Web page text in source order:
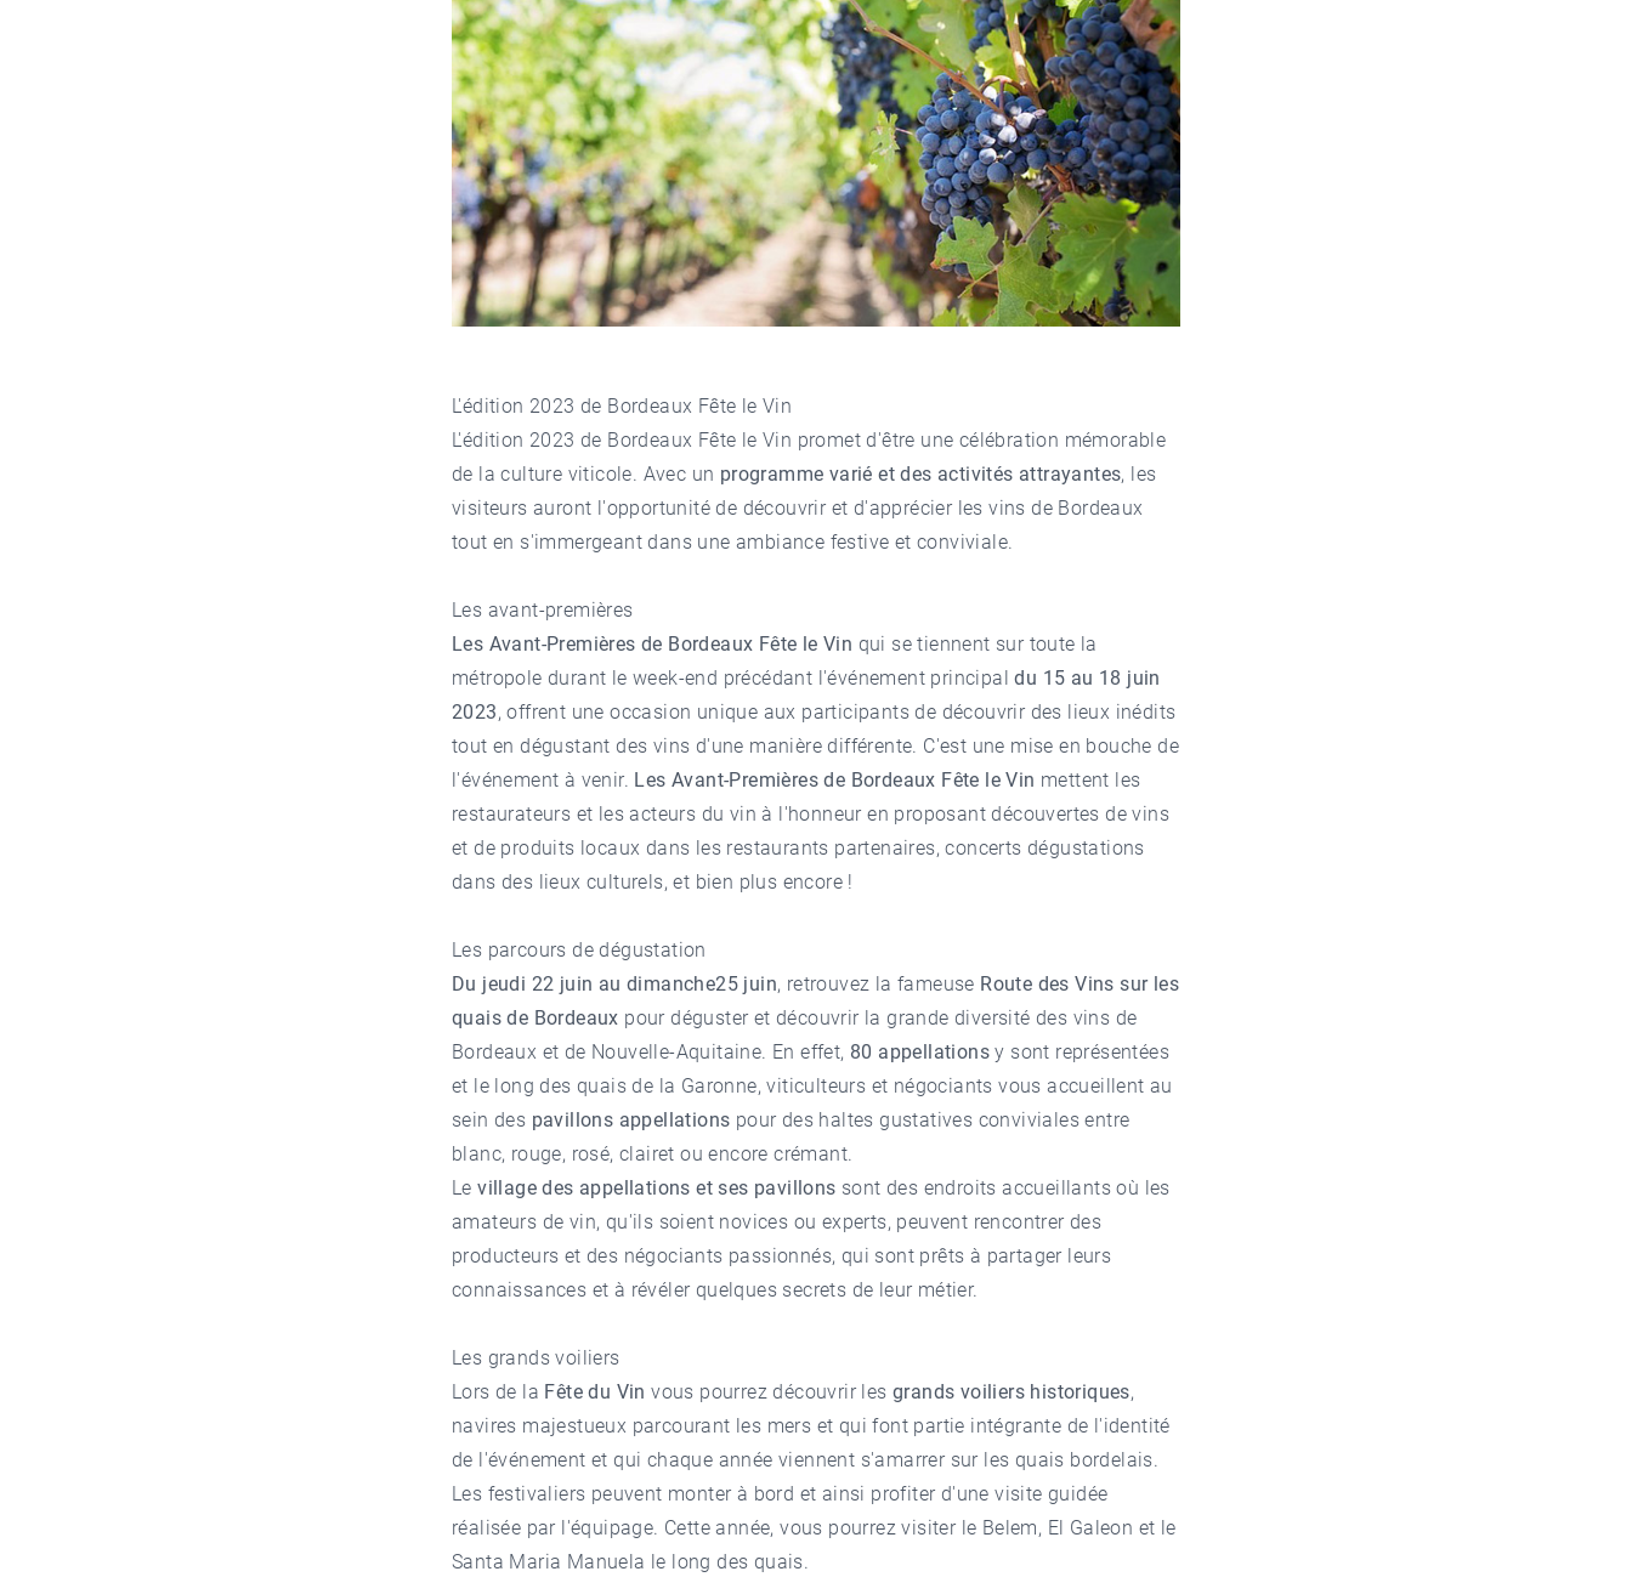
L'édition 2023 de Bordeaux Fête le Vin
L'édition 2023 de Bordeaux Fête le Vin promet d'être une célébration mémorable
de la culture viticole. Avec un programme varié et des activités attrayantes, les
visiteurs auront l'opportunité de découvrir et d'apprécier les vins de Bordeaux
tout en s'immergeant dans une ambiance festive et conviviale.
Les avant-premières
Les Avant-Premières de Bordeaux Fête le Vin qui se tiennent sur toute la
métropole durant le week-end précédant l'événement principaldu 15 au 18 juin
2023, offrent une occasion unique aux participants de découvrir des lieux inédits
tout en dégustant des vins d'une manière différente. C'est une mise en bouche de
l'événement à venir. Les Avant-Premières de Bordeaux Fête le Vin mettent les
restaurateurs et les acteurs du vin à l'honneur en proposant découvertes de vins
et de produits locaux dans les restaurants partenaires, concerts dégustations
dans des lieux culturels, et bien plus encore !
Les parcours de dégustation
Du jeudi 22 juin au dimanche25 juin, retrouvez la fameuse Route des Vins sur les
quais de Bordeaux pour déguster et découvrir la grande diversité des vins de
Bordeaux et de Nouvelle-Aquitaine. En effet, 80 appellations y sont représentées
et le long des quais de la Garonne, viticulteurs et négociants vous accueillent au
sein des pavillons appellations pour des haltes gustatives conviviales entre
blanc, rouge, rosé, clairet ou encore crémant.
Levillage des appellations et ses pavillons sont des endroits accueillants où les
amateurs de vin, qu'ils soient novices ou experts, peuvent rencontrer des
producteurs et des négociants passionnés, qui sont prêts à partager leurs
connaissances et à révéler quelques secrets de leur métier.
Les grands voiliers
Lors de la Fête du Vin vous pourrez découvrir lesgrands voiliers historiques,
navires majestueux parcourant les mers et qui font partie intégrante de l'identité
de l'événement et qui chaque année viennent s'amarrer sur les quais bordelais.
Les festivaliers peuvent monter à bord et ainsi profiter d'une visite guidée
réalisée par l'équipage. Cette année, vous pourrez visiter le Belem, El Galeon et le
Santa Maria Manuela le long des quais.